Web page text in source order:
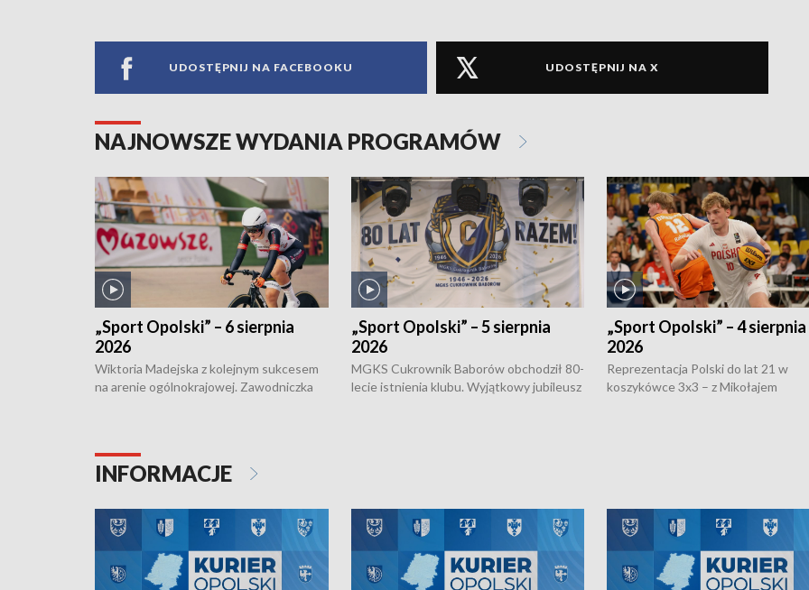
UDOSTĘPNIJ NA FACEBOOKU UDOSTĘPNIJ NA X
NAJNOWSZE WYDANIA PROGRAMÓW
„Sport Opolski” – 6 sierpnia
2026
Wiktoria Madejska z kolejnym sukcesem
na arenie ogólnokrajowej. Zawodniczka
torowym.
„Sport Opolski” – 5 sierpnia
2026
MGKS Cukrownik Baborów obchodził 80-
lecie istnienia klubu. Wyjątkowy jubileusz
„Sport Opolski” – 4 sierpnia
2026
Reprezentacja Polski do lat 21 w
koszykówce 3x3 – z Mikołajem
INFORMACJE